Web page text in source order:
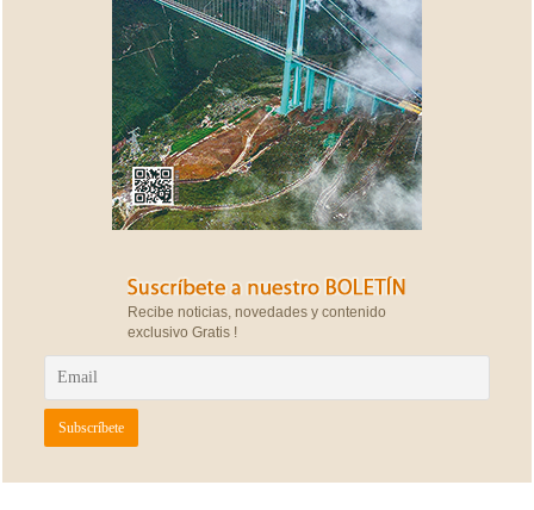
Recibe noticias, novedades y contenido
exclusivo Gratis !